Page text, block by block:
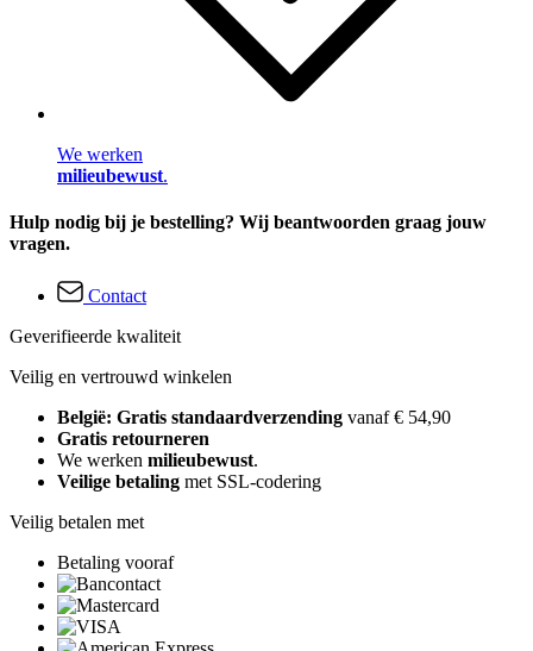
We werken
milieubewust.
Hulp nodig bij je bestelling? Wij beantwoorden graag jouw
vragen.
Contact
Geverifieerde kwaliteit
Veilig en vertrouwd winkelen
België: Gratis standaardverzending vanaf € 54,90
Gratis retourneren
We werken milieubewust.
Veilige betaling met SSL-codering
Veilig betalen met
Betaling vooraf